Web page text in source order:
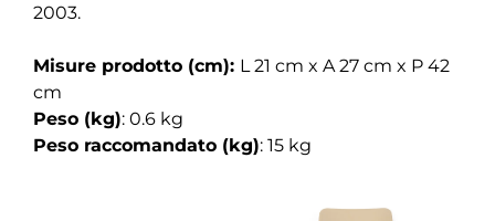
2003.
Misure prodotto (cm): L 21 cm x A 27 cm x P 42
cm
Peso (kg): 0.6 kg
Peso raccomandato (kg): 15 kg